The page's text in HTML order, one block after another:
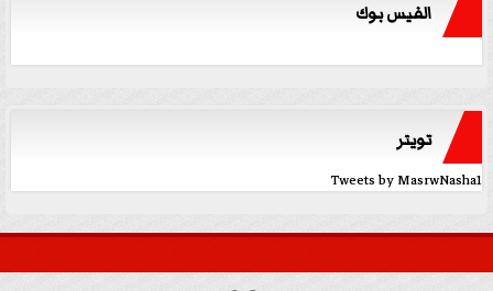
الفيس بوك
تويتر
Tweets by MasrwNasha1